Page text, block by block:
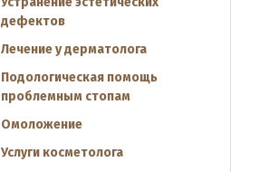
дефектов
Лечение у дерматолога
Подологическая помощь
проблемным стопам
Омоложение
Услуги косметолога